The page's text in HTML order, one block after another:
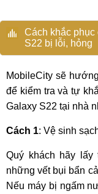
Cách khắc phục
S22 bị lỗi, hỏng
MobileCity sẽ
để kiểm tra và tự
Galaxy S22 tại nhà
Cách 1: Vệ sinh
Quý khách hãy lấy
những vết bụi bẩn
Nếu máy bị ngấm